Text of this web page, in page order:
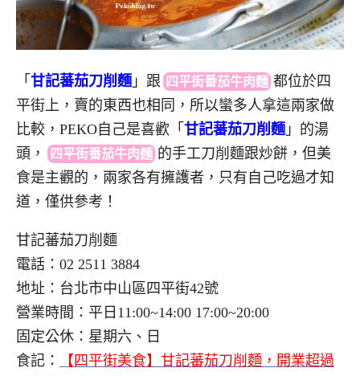
「 甘記蕃茄刀削麵 」 跟 四平街番茄牛肉麵 都位於四
平街上，賣的東西也相同，所以蠻多人拿這兩家做
比較，PEKO自己是喜歡「 甘記蕃茄刀削麵 」的湯
頭 ， 四平街番茄牛肉麵 的手工刀削麵跟炒餅，但美
食是主觀的，兩家各有擁護者，只有自己吃過才知
道，僅供參考！
甘記蕃茄刀削麵
電話：02 2511 3884
地址：台北市中山區四平街42號
營業時間：平日11:00~14:00 17:00~20:00
固定公休：星期六、日
食記：
【四平街美食】甘記蕃茄刀削麵，開業超過